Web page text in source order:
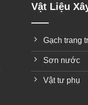
Vật Liệu
Gạch trang
Sơn nước
Vật tư phụ